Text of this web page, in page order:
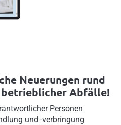
Neuerungen rund
betrieblicher Abfälle!
Personen
und -verbringung